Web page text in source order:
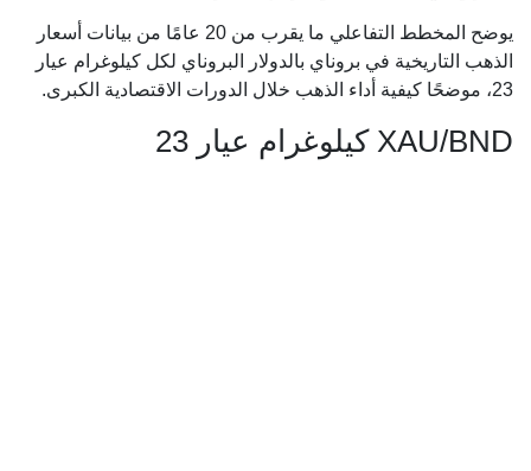
يوضح المخطط التفاعلي ما يقرب من 20 عامًا من بيانات أسعار
الذهب التاريخية في بروناي بالدولار البروناي لكل كيلوغرام عيار
23، موضحًا كيفية أداء الذهب خلال الدورات الاقتصادية الكبرى.
XAU/BND كيلوغرام عيار 23